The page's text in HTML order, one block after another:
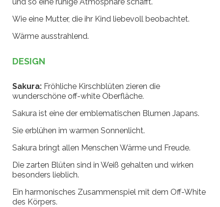
Wie eine Mutter, die ihr Kind liebevoll beobachtet.
Wärme ausstrahlend.
DESIGN
Sakura: Fröhliche Kirschblüten zieren die
wunderschöne off-white Oberfläche.
Sakura ist eine der emblematischen Blumen Japans.
Sie erblühen im warmen Sonnenlicht.
Sakura bringt allen Menschen Wärme und Freude.
Die zarten Blüten sind in Weiß gehalten und wirken
besonders lieblich.
Ein harmonisches Zusammenspiel mit dem Off-White
des Körpers.